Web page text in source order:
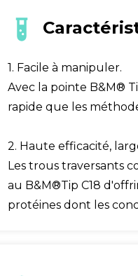
1. Facile à manipuler.
Avec la pointe B&M®
rapide que les
2. Haute efficacité,
Les trous traversants
au B&M®Tip C18
protéines dont les